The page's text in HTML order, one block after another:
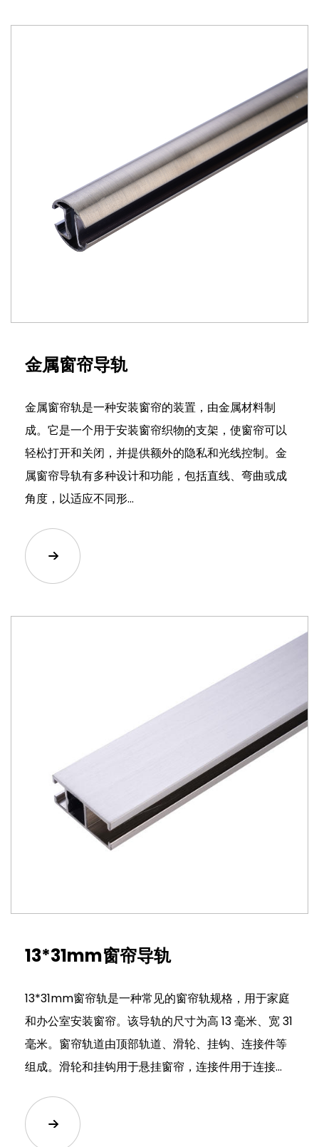
金属窗帘导轨
金属窗帘轨是一种安装窗帘的装置，由金属材料制
成。它是一个用于安装窗帘织物的支架，使窗帘可以
轻松打开和关闭，并提供额外的隐私和光线控制。金
属窗帘导轨有多种设计和功能，包括直线、弯曲或成
角度，以适应不同形...
13*31mm窗帘导轨
13*31mm窗帘轨是一种常见的窗帘轨规格，用于家庭
和办公室安装窗帘。该导轨的尺寸为高 13 毫米、宽 31
毫米。窗帘轨道由顶部轨道、滑轮、挂钩、连接件等
组成。滑轮和挂钩用于悬挂窗帘，连接件用于连接...